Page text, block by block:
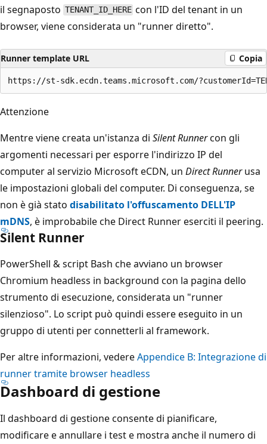
il segnaposto TENANT_ID_HERE con l'ID del tenant in un
browser, viene considerata un "runner diretto".
Runner template URL Copia
Attenzione
Mentre viene creata un'istanza di Silent Runnercon gli
argomenti necessari per esporre l'indirizzo IP del
computer al servizio Microsoft eCDN, un Direct Runnerusa
le impostazioni globali del computer. Di conseguenza, se
non è già stato disabilitato l'offuscamento DELL'IP
mDNS, è improbabile che Direct Runner eserciti il peering.
Silent Runner
PowerShell & script Bash che avviano un browser
Chromium headless in background con la pagina dello
strumento di esecuzione, considerata un "runner
silenzioso". Lo script può quindi essere eseguito in un
gruppo di utenti per connetterli al framework.
Per altre informazioni, vedereAppendice B: Integrazione di
runner tramite browser headless
Dashboard di gestione
Il dashboard di gestione consente di pianificare,
modificare e annullare i test e mostra anche il numero di